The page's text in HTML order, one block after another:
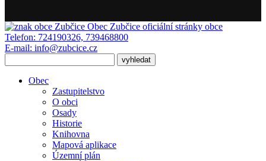
Obec Zubčice oficiální stránky obce
Telefon: 724190326, 739468800
E-mail: info@zubcice.cz
Obec
Zastupitelstvo
O obci
Osady
Historie
Knihovna
Mapová aplikace
Územní plán